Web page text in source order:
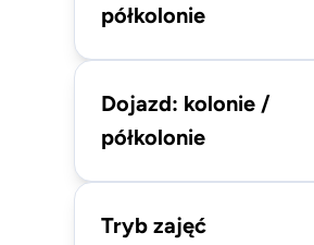
półkolonie
Dojazd: kolonie /
półkolonie
Tryb zajęć